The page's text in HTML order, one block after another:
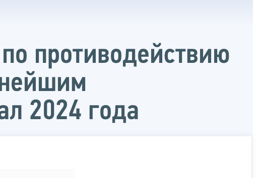
противодействию
2024 года